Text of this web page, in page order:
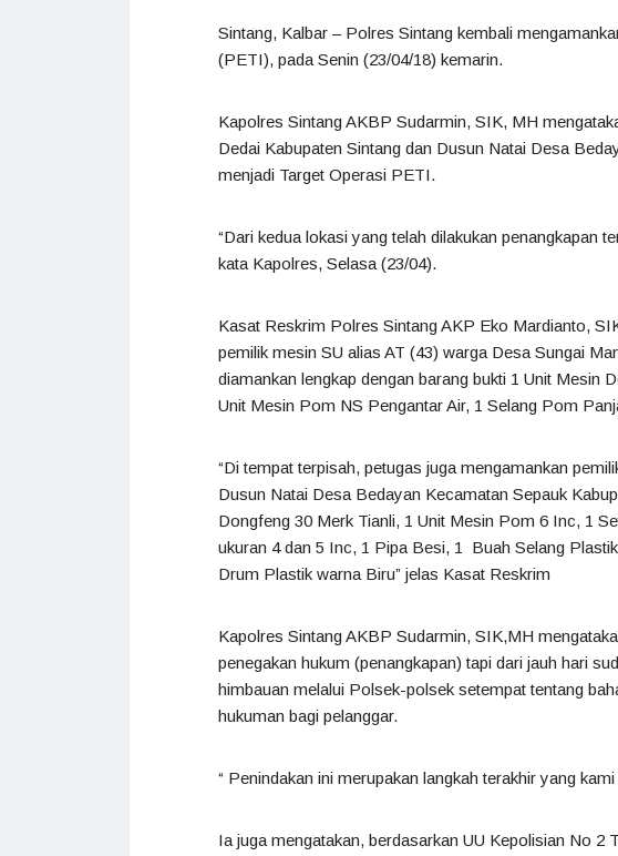
Sintang, Kalbar – Polres Sintang kembali
(PETI), pada Senin (23/04/18) kemarin.
Kapolres Sintang AKBP Sudarmin, SIK, MH
Dedai Kabupaten Sintang dan Dusun Natai Desa
menjadi Target Operasi PETI.
“Dari kedua lokasi yang telah dilakukan penangkapan
kata Kapolres, Selasa (23/04).
Kasat Reskrim Polres Sintang AKP Eko Mardianto,
pemilik mesin SU alias AT (43) warga Desa Sungai
diamankan lengkap dengan barang bukti 1 Unit Mesin
Unit Mesin Pom NS Pengantar Air, 1 Selang Pom
“Di tempat terpisah, petugas juga mengamankan
Dusun Natai Desa Bedayan Kecamatan Sepauk
Dongfeng 30 Merk Tianli, 1 Unit Mesin Pom 6 Inc, 1
ukuran 4 dan 5 Inc, 1 Pipa Besi, 1 Buah Selang
Drum Plastik warna Biru” jelas Kasat Reskrim
Kapolres Sintang AKBP Sudarmin, SIK,MH
penegakan hukum (penangkapan) tapi dari jauh hari
himbauan melalui Polsek-polsek setempat tentang
hukuman bagi pelanggar.
“ Penindakan ini merupakan langkah terakhir yang
Ia juga mengatakan, berdasarkan UU Kepolisian No 2